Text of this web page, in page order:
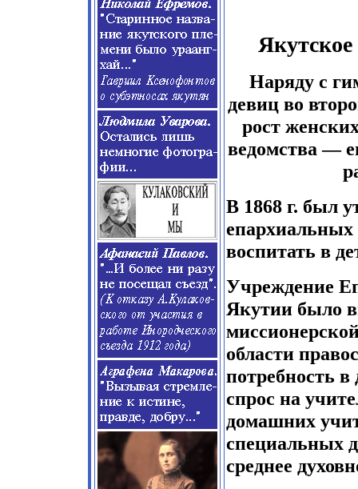
Наряду с
девиц во
рост
ведомства —
В 1868 г. был
воспитать в
Учреждение
Якутии было
области
потребность в
спрос на
домашних
специальных
среднее